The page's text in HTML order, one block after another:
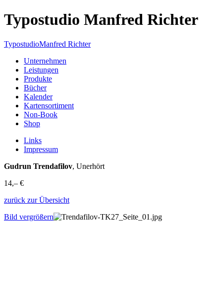
Typostudio Manfred Richter
TypostudioManfred Richter
Unternehmen
Leistungen
Produkte
Bücher
Kalender
Kartensortiment
Non-Book
Shop
Links
Impressum
Gudrun Trendafilov, Unerhört
14,– €
zurück zur Übersicht
Bild vergrößern